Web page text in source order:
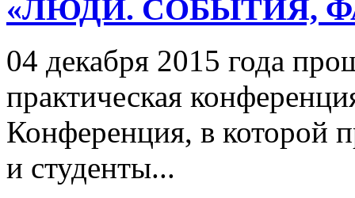
«ЛЮДИ. СОБЫТИЯ,
04 декабря 2015 года
практическая
Конференция, в которой
и студенты...